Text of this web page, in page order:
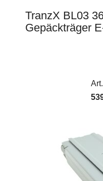
TranzX BL03
Gepäckträger